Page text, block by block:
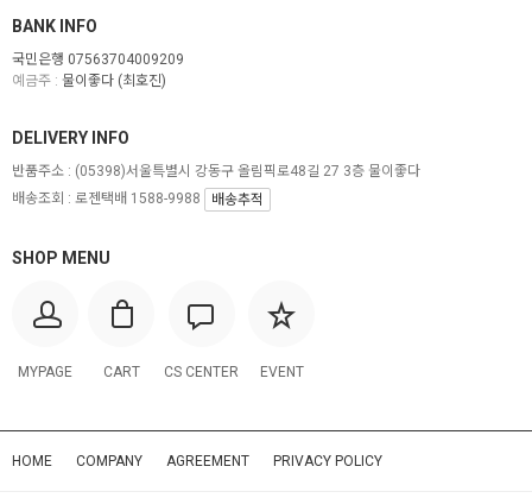
BANK INFO
국민은행 07563704009209
예금주 : 물이좋다 (최호진)
SHOP MENU
MYPAGE CART CS CENTER EVENT
DELIVERY INFO
반품주소 : (05398)서울특별시 강동구 올림픽로48길 27 3층 물이좋다
배송조회 : 로젠택배 1588-9988
배송추적
HOME COMPANY AGREEMENT PRIVACY POLICY